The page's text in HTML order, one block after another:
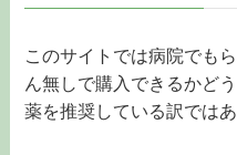
このサイトでは病院でも
ん無しで購入できるかど
薬を推奨している訳ではあ